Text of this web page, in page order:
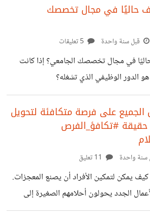
عن بعد المؤهل الدراسي هو دبلوم دارة
الثاني على المدرسة . ـ المهارات التي امتلكها البحث على
والتخطيط ، إتقان برامج مايكروسوفت ،
الحاسوب ( مثل وورد أو
حاليًا في مجال تخصصك
قبل سنة واحدة
في مجال تخصصك الجامعي؟ إذا كانت
هو الدور الوظيفي الذي تشغله؟
على فرصة متكافئة لتحويل
#تكافؤ_الفرص
سنة واحدة
كيف يمكن لتمكين الأفراد أن يصنع المعجزات.
الجدد يحولون أحلامهم الصغيرة إلى
العالم. وشاهدنا باحثين ومفكرين، مدفوعين